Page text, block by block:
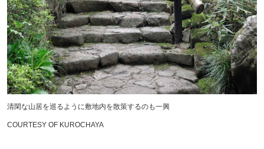
清閑な山居を巡るように敷地内を散策するのも一興
COURTESY OF KUROCHAYA